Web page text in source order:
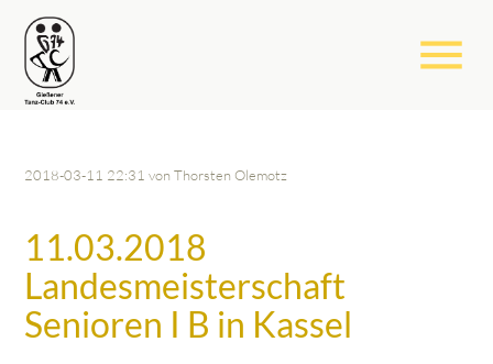
menu
2018-03-11 22:31 von Thorsten Olemotz
11.03.2018
Landesmeisterschaft
Senioren I B in Kassel